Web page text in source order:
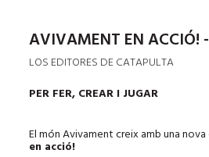
AVIVAMENT EN ACCIÓ!
LOS EDITORES DE CATAPULTA
PER FER, CREAR I JUGAR
El món Avivament creix amb una
en acció!